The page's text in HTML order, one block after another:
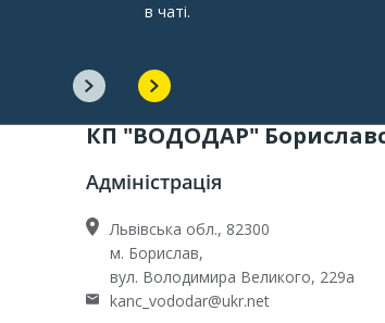
в чаті.
КП "ВОДОДАР"
Адміністрація
Львівська обл., 82300
м. Борислав,
вул. Володимира Великого, 229а
kanc_vododar@ukr.net